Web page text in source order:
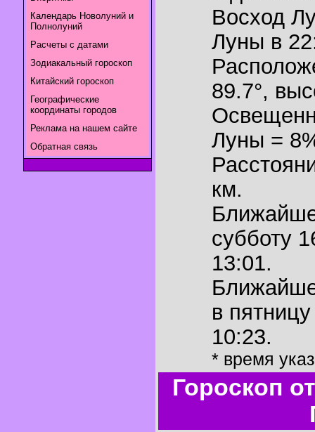
Календарь Новолуний и
Полнолуний
Расчеты с датами
Зодиакальный гороскоп
Китайский гороскоп
Географические
координаты городов
Реклама на нашем сайте
Обратная связь
Восход
Луны в
89.7°,
Луны =
км.
субботу
13:01.
в
10:23.
* время
Гороскоп